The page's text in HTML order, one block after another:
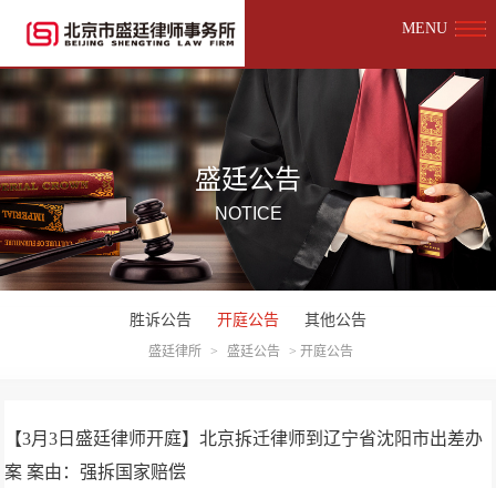
MENU
盛廷公告
NOTICE
胜诉公告 开庭公告 其他公告
盛廷律所 > 盛廷公告 > 开庭公告
【3月3日盛廷律师开庭】北京拆迁律师到辽宁省沈阳市出差办
案 案由：强拆国家赔偿